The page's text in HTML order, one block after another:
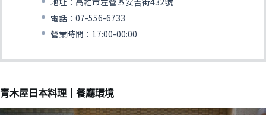
電話：07-556-6733
營業時間：17:00-00:00
青木屋日本料理｜餐廳環境